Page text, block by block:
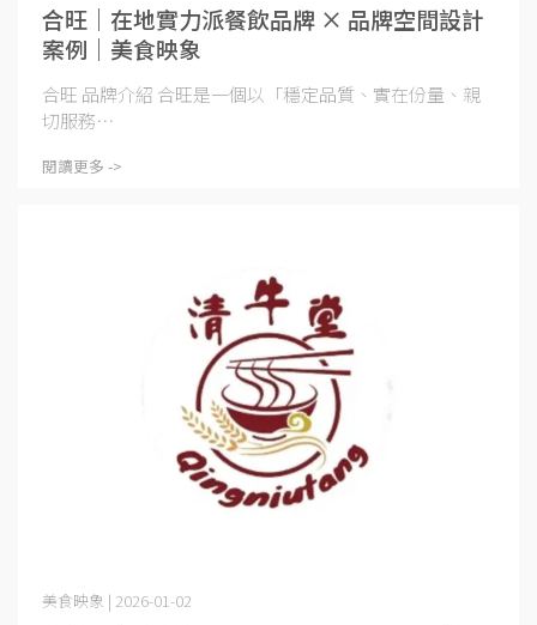
合旺｜在地實力派餐飲品牌 × 品牌空間設計
案例｜美食映象
合旺 品牌介紹 合旺是一個以「穩定品質、實在份量、親
切服務⋯
閱讀更多 ->
美食映象 | 2026-01-02